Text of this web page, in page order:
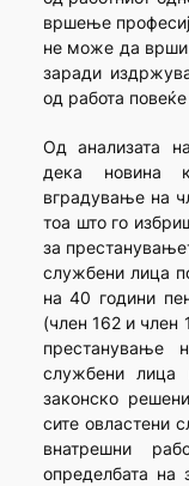
вршење
не може да врши
заради
од работа
Од анализата
дека новина
вградување на
тоа што го
за
службени лица
на 40 години
(член 162 и член
престанување
службени лица
законско
сите овластени
внатрешни
определбата на